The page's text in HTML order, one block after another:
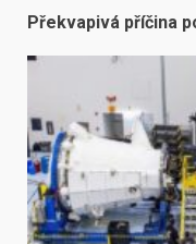
Překvapivá příčina